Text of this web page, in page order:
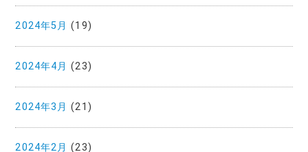
2024年5月 (19)
2024年4月 (23)
2024年3月 (21)
2024年2月 (23)